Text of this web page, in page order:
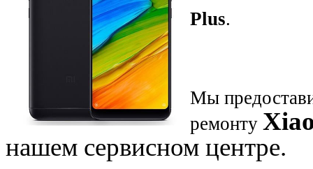
Plus.
Мы
ремонту
нашем сервисном центре.